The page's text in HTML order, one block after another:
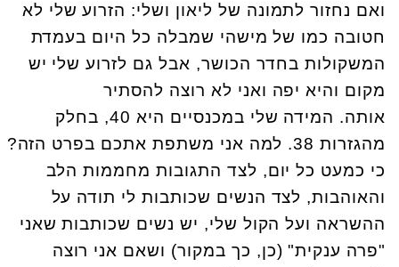
ואם נחזור לתמונה של ליאון ושלי: הזרוע שלי לא
חטובה כמו של מישהי שמבלה כל היום בעמדת
המשקולות בחדר הכושר, אבל גם לזרוע שלי יש
מקום והיא יפה ואני לא רוצה להסתיר
אותה. המידה שלי במכנסיים היא 40, בחלק
מהגזרות 38. למה אני משתפת אתכם בפרט הזה?
כי כמעט כל יום, לצד התגובות מחממות הלב
והאוהבות, לצד הנשים שכותבות לי תודה על
ההשראה ועל הקול שלי, יש נשים שכותבות שאני
"פרה ענקית" (כן, כך במקור) ושאם אני רוצה